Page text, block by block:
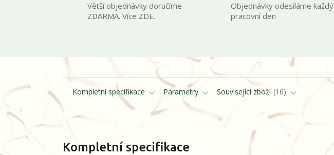
Větší objednávky doručíme
ZDARMA. Více ZDE.
Objednávky odesíláme každý
pracovní den
Kompletní specifikace Parametry Související zboží 16
Kompletní specifikace